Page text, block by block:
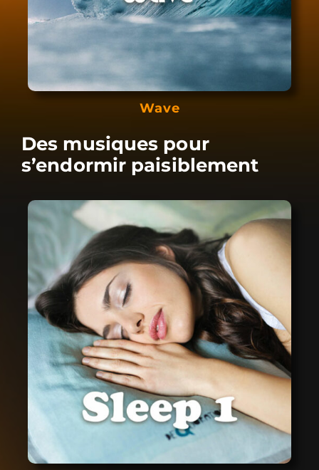
Wave
Des musiques pour
s’endormir paisiblement